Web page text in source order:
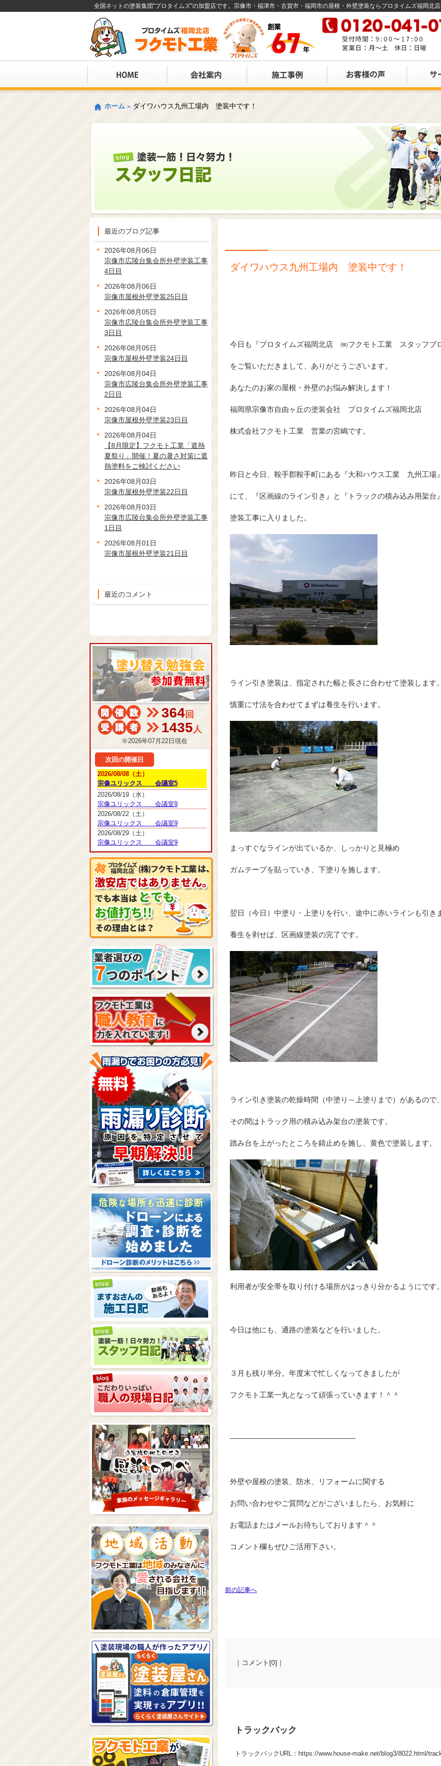
全国ネットの塗装集団"プロタイムズ"の加盟店です。宗像市・福津市・古賀市・福岡市の屋根・外壁塗装ならプロタイムズ福岡北
ホーム » ダイワハウス九州工場内 塗装中です！
ダイワハウス九州工場内 塗装中です！
今日も『プロタイムズ福岡北店 ㈱フクモト工業 スタッフブ
をご覧いただきまして、ありがとうございます。
あなたのお家の屋根・外壁のお悩み解決します！
福岡県宗像市自由ヶ丘の塗装会社 プロタイムズ福岡北店
株式会社フクモト工業 営業の宮嶋です。
昨日と今日、鞍手郡鞍手町にある『大和ハウス工業 九州工場
にて、『区画線のライン引き』と『トラックの積み込み用架台
塗装工事に入りました。
ライン引き塗装は、指定された幅と長さに合わせて塗装します
慎重に寸法を合わせてまずは養生を行います。
まっすぐなラインが出ているか、しっかりと見極め
ガムテープを貼っていき、下塗りを施します。
翌日（今日）中塗り・上塗りを行い、途中に赤いラインも引き
養生を剥せば、区画線塗装の完了です。
ライン引き塗装の乾燥時間（中塗り～上塗りまで）があるので
その間はトラック用の積み込み架台の塗装です。
踏み台を上がったところを錆止めを施し、黄色で塗装します。
利用者が安全帯を取り付ける場所がはっきり分かるようにです
今日は他にも、通路の塗装などを行いました。
３月も残り半分。年度末で忙しくなってきましたが
フクモト工業一丸となって頑張っていきます！＾＾
—————————————————
外壁や屋根の塗装、防水、リフォームに関する
お問い合わせやご質問などがございましたら、お気軽に
お電話またはメールお待ちしております＾＾
コメント欄もぜひご活用下さい。
前の記事へ
｜コメント[0]｜
トラックバック
トラックバックURL：https://www.house-make.net/blog3/8022.html/
最近のブログ記事
2026年08月06日
宗像市広陵台集会所外壁塗装工事
4日目
2026年08月06日
宗像市屋根外壁塗装25日目
2026年08月05日
宗像市広陵台集会所外壁塗装工事
3日目
2026年08月05日
宗像市屋根外壁塗装24日目
2026年08月04日
宗像市広陵台集会所外壁塗装工事
2日目
2026年08月04日
宗像市屋根外壁塗装23日目
2026年08月04日
【8月限定】フクモト工業「遮熱
夏祭り」開催！夏の暑さ対策に遮
熱塗料をご検討ください
2026年08月03日
宗像市屋根外壁塗装22日目
2026年08月03日
宗像市広陵台集会所外壁塗装工事
1日目
2026年08月01日
宗像市屋根外壁塗装21日目
最近のコメント
364回
1435人
※2026年07月22日現在
次回の開催日
2026/08/08（土）
宗像ユリックス 会議室5
2026/08/19（水）
宗像ユリックス 会議室9
2026/08/22（土）
宗像ユリックス 会議室9
2026/08/29（土）
宗像ユリックス 会議室9